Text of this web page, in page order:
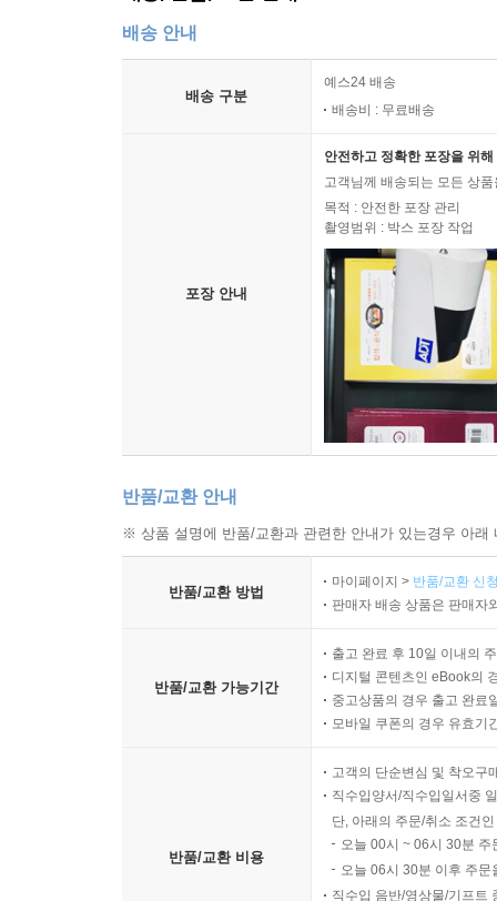
배송 안내
배송 구분
예스24 배송
배송비 : 무료배송
포장 안내
안전하고 정확한 포장을 위
고객님께 배송되는 모든 상
목적 : 안전한 포장 관리
촬영범위 : 박스 포장 작업
반품/교환 안내
※ 상품 설명에 반품/교환과 관련한 안내가 있는경우 아
반품/교환 방법
마이페이지 > 반품/교환 신
판매자 배송 상품은 판매자
반품/교환 가능기간
출고 완료 후 10일 이내의
디지털 콘텐츠인 eBook의
중고상품의 경우 출고 완료
모바일 쿠폰의 경우 유효기
반품/교환 비용
고객의 단순변심 및 착오구
직수입양서/직수입일서중
단, 아래의 주문/취소 조건
오늘 00시 ~ 06시 30분
오늘 06시 30분 이후 주
직수입 음반/영상물/기프트